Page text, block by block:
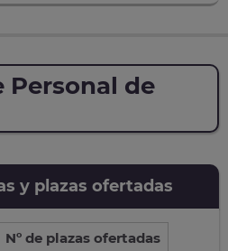
Personal de
y plazas ofertadas
Nº de plazas ofertadas